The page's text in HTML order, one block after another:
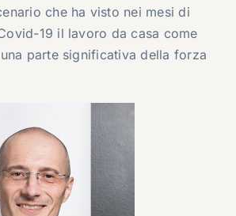
che ha visto nei mesi di
19 il lavoro da casa come
parte significativa della forza